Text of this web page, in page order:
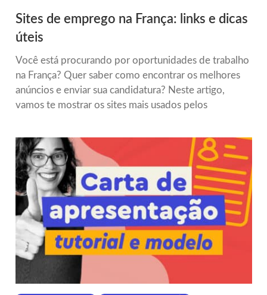
Sites de emprego na França: links e dicas
úteis
Você está procurando por oportunidades de trabalho
na França? Quer saber como encontrar os melhores
anúncios e enviar sua candidatura? Neste artigo,
vamos te mostrar os sites mais usados pelos